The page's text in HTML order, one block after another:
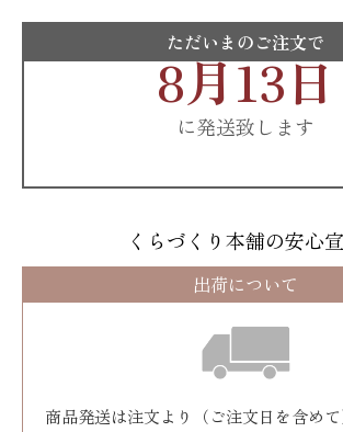
ただいまのご注文で
8月13日
に発送致します
くらづくり本舗の安心
出荷について
商品発送は注文より（ご注文日を含めて